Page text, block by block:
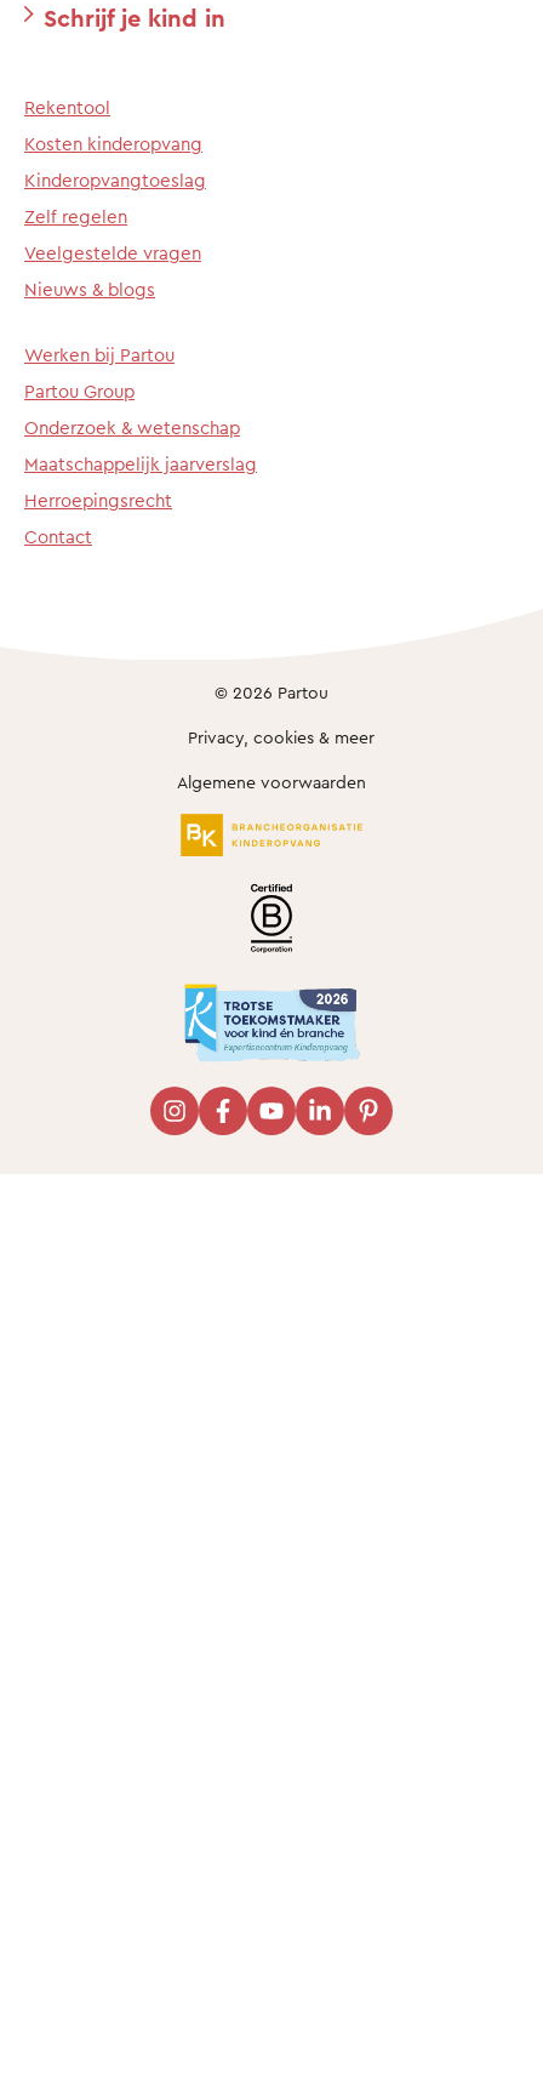
Schrijf je kind in
Rekentool
Kosten kinderopvang
Kinderopvangtoeslag
Zelf regelen
Veelgestelde vragen
Nieuws & blogs
Werken bij Partou
Partou Group
Onderzoek & wetenschap
Maatschappelijk jaarverslag
Herroepingsrecht
Contact
© 2026 Partou
Privacy, cookies & meer
Algemene voorwaarden